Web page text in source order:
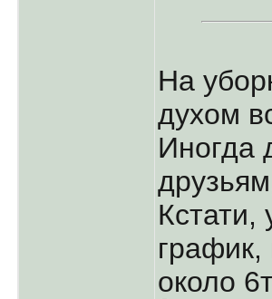
На
духом
Иногда
график,
около